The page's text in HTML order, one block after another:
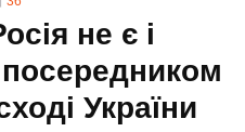
не є і
України